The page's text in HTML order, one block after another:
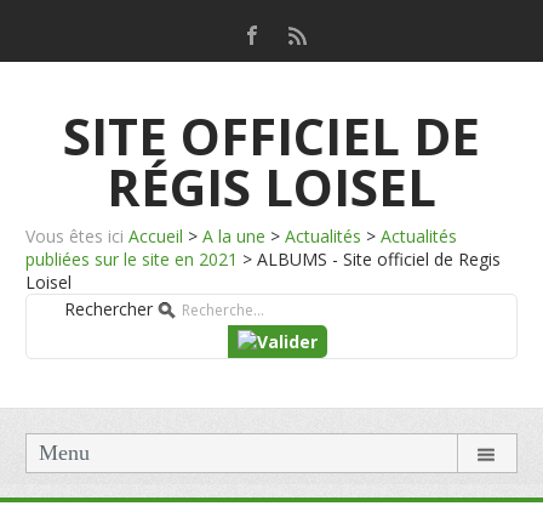
SITE OFFICIEL DE
RÉGIS LOISEL
Vous êtes ici Accueil > A la une > Actualités > Actualités
publiées sur le site en 2021 > ALBUMS - Site officiel de Regis
Loisel
Rechercher
Menu